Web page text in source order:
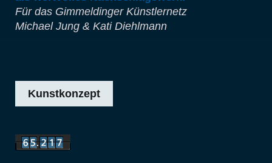
Für das Gimmeldinger Künstlernetz
Michael Jung & Kati Diehlmann
Kunstkonzept